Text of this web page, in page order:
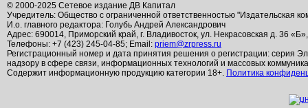
© 2000-2025 Сетевое издание ДВ Капитал
Учредитель: Общество с ограниченной ответственностью "Издательская
И.о. главного редактора: Голубь Андрей Александрович
Адрес: 690014, Приморский край, г. Владивосток, ул. Некрасовская д. 36
Телефоны: +7 (423) 245-04-85; Email: priem@zrpress.ru
Регистрационный номер и дата принятия решения о регистрации: серия
надзору в сфере связи, информационных технологий и массовых
Содержит информационную продукцию категории 18+. Политика